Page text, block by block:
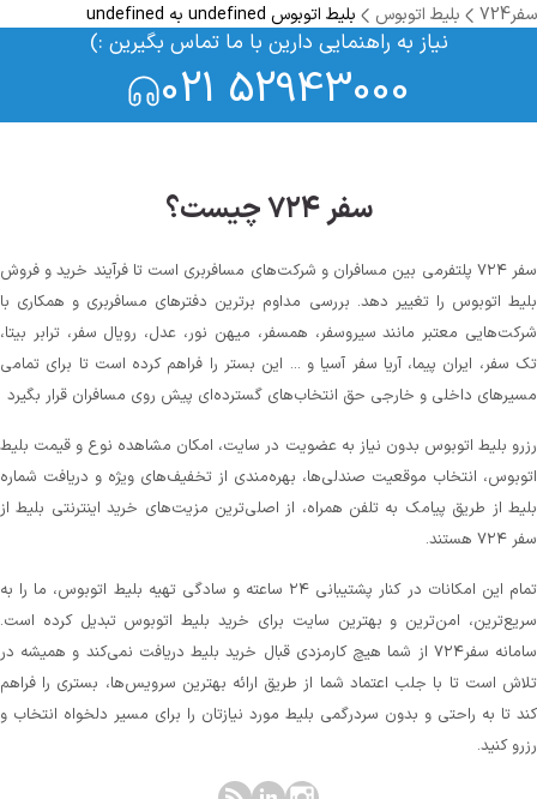
سفر724 بلیط اتوبوس بلیط اتوبوس undefined به undefined
نیاز به راهنمایی دارین با ما تماس بگیرین :)
021 52943000
سفر ۷۲۴ چیست؟
سفر ۷۲۴ پلتفرمی بین مسافران و شرکت‌های مسافربری است تا فرآیند خرید و فروش
بلیط اتوبوس را تغییر دهد. بررسی مداوم برترین دفترهای مسافربری و همکاری با
شرکت‌هایی معتبر مانند سیروسفر، همسفر، میهن‌ نور، عدل، رویال سفر، ترابر بیتا،
تک سفر، ایران پیما، آریا سفر آسیا و ... این بستر را فراهم کرده است تا برای تمامی
مسیرهای داخلی و خارجی حق انتخاب‌های گسترده‌ای پیش روی مسافران قرار بگیرد
رزرو بلیط اتوبوس بدون نیاز به عضویت در سایت، امکان مشاهده نوع و قیمت بلیط
اتوبوس، انتخاب موقعیت صندلی‌ها، بهره‌مندی از تخفیف‌های ویژه و دریافت شماره‌
بلیط از طریق پیامک به تلفن همراه، از اصلی‌ترین مزیت‌های خرید اینترنتی بلیط از
سفر ۷۲۴ هستند.
تمام این امکانات در کنار پشتیبانی‌ ۲۴ ساعته و سادگی تهیه بلیط اتوبوس، ما را به
سریع‌ترین، امن‌ترین و بهترین سایت برای خرید بلیط اتوبوس تبدیل کرده است.
سامانه سفر۷۲۴ از شما هیچ کارمزدی قبال خرید بلیط دریافت نمی‌کند و همیشه در
تلاش است تا با جلب اعتماد شما از طریق ارائه بهترین سرویس‌ها، بستری را فراهم
کند تا به راحتی و بدون سردرگمی بلیط مورد نیازتان را برای مسیر دلخواه انتخاب و
رزرو کنید.